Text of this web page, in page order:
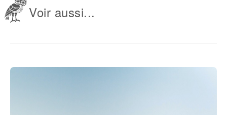
Voir aussi...